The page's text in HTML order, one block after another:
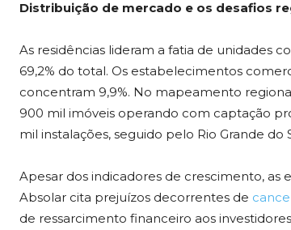
Distribuição de mercado e os desafios
As residências lideram a fatia de unidades
69,2% do total. Os estabelecimentos
concentram 9,9%. No mapeamento
900 mil imóveis operando com captação
mil instalações, seguido pelo Rio Grande
Apesar dos indicadores de crescimento,
Absolar cita prejuízos decorrentes de
de ressarcimento financeiro aos